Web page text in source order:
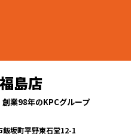
福島店
創業98年のKPCグループ
坂町平野東石堂12-1